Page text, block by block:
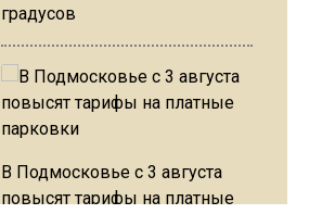
градусов
В Подмосковье с 3 августа
повысят тарифы на платные